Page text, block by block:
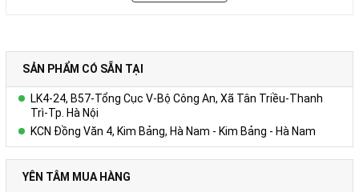
SẢN PHẨM CÓ SẴN TẠI
LK4-24, B57-Tổng Cục V-Bộ Công An, Xã Tân Triều-Thanh
Trì-Tp. Hà Nội
KCN Đồng Văn 4, Kim Bảng, Hà Nam - Kim Bảng - Hà Nam
YÊN TÂM MUA HÀNG